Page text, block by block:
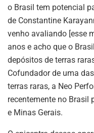
o Brasil tem potencial
de Constantine
venho avaliando [esse
anos e acho que o
depósitos de terras
Cofundador de uma
terras raras, a Neo
recentemente no Brasil
e Minas Gerais.